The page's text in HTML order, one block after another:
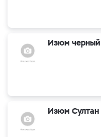
Изюм
Изюм